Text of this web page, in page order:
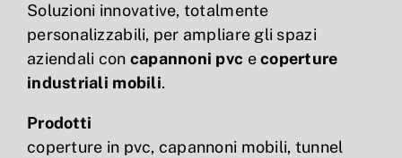
Soluzioni innovative, totalmente
personalizzabili, per ampliare gli spazi
aziendali con capannoni pvc ecoperture
industriali mobili.
Prodotti
coperture in pvc, capannoni mobili, tunnel